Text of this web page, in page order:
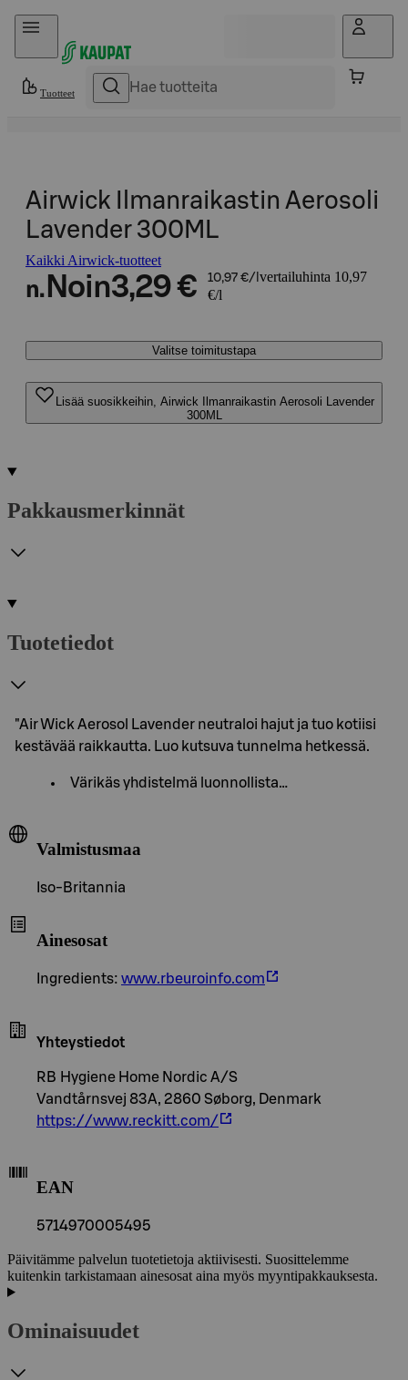
Hyppää sisältöön
Tuotteet
Airwick Ilmanraikastin Aerosoli
Lavender 300ML
Kaikki Airwick-tuotteet
n. Noin3,29 € 10,97 €/l vertailuhinta 10,97
€/l
Valitse toimitustapa
Lisää suosikkeihin, Airwick Ilmanraikastin Aerosoli Lavender
300ML
Pakkausmerkinnät
Tuotetiedot
"Air Wick Aerosol Lavender neutraloi hajut ja tuo kotiisi
kestävää raikkautta. Luo kutsuva tunnelma hetkessä.
Värikäs yhdistelmä luonnollista…
Valmistusmaa
Iso-Britannia
Ainesosat
Ingredients: www.rbeuroinfo.com
Yhteystiedot
RB Hygiene Home Nordic A/S
Vandtårnsvej 83A, 2860 Søborg, Denmark
https://www.reckitt.com/
EAN
5714970005495
Päivitämme palvelun tuotetietoja aktiivisesti. Suosittelemme
kuitenkin tarkistamaan ainesosat aina myös myyntipakkauksesta.
Ominaisuudet